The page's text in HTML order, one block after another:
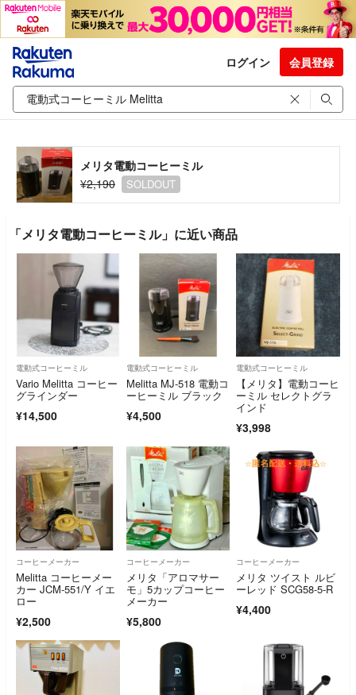
ログイン 会員登録
メリタ電動コーヒーミル
¥2,190
SOLDOUT
「メリタ電動コーヒーミル」に近い商品
電動式コーヒーミル
Vario Melitta コーヒー
グラインダー
¥14,500
電動式コーヒーミル
Melitta MJ-518 電動コ
ーヒーミル ブラック
¥4,500
電動式コーヒーミル
【メリタ】電動コーヒ
ーミル セレクトグラ
インド
¥3,998
コーヒーメーカー
Melitta コーヒーメー
カー JCM-551/Y イエ
ロー
¥2,500
コーヒーメーカー
メリタ「アロマサー
モ」5カップコーヒー
メーカー
¥5,800
コーヒーメーカー
メリタ ツイスト ルビ
ーレッド SCG58-5-R
¥4,400